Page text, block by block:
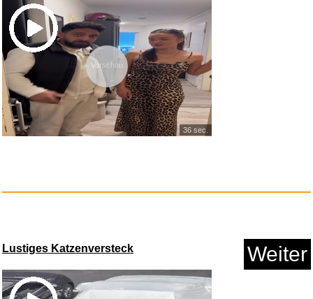
Anzeige
Vorschau
36 sec.
Lustiges Katzenversteck Weiter